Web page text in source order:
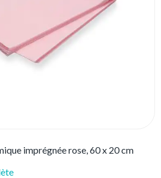
imprégnée rose, 60 x 20 cm